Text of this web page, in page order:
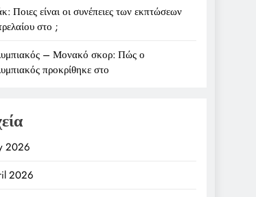
Ποιες είναι οι συνέπειες των εκπτώσεων
στο ;
– Μονακό σκορ: Πώς ο
προκρίθηκε στο
2026
2026